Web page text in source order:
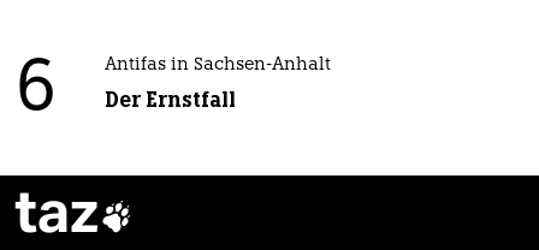
6 Antifas in Sachsen-Anhalt
Der Ernstfall
taz